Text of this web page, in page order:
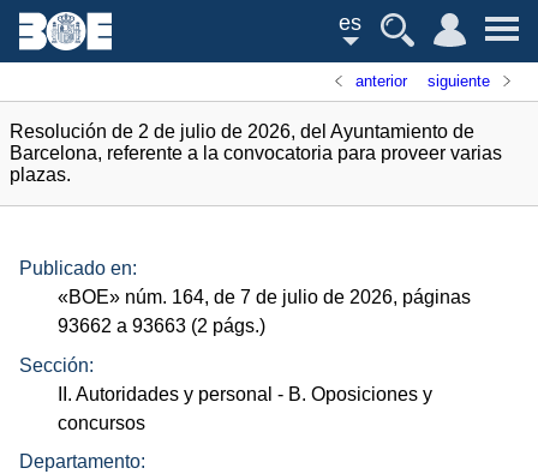
es
anterior siguiente
Resolución de 2 de julio de 2026, del Ayuntamiento de
Barcelona, referente a la convocatoria para proveer varias
plazas.
Publicado en:
«BOE» núm. 164, de 7 de julio de 2026, páginas
93662 a 93663 (2 págs.)
Sección:
II. Autoridades y personal - B. Oposiciones y
concursos
Departamento: